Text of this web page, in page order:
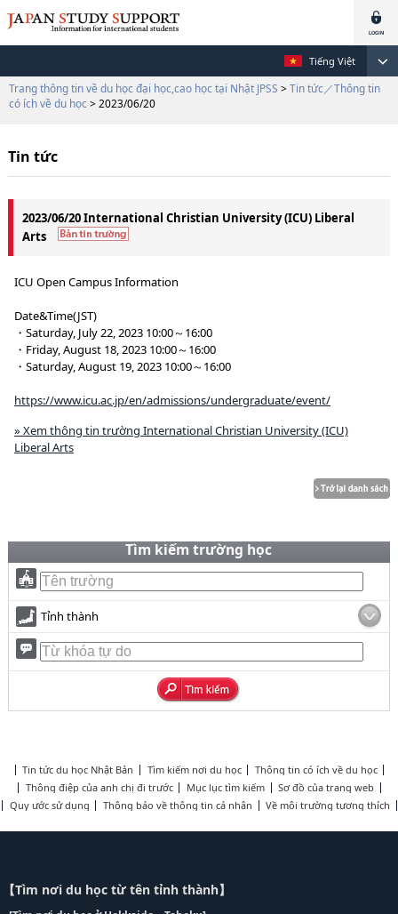
Tiếng Việt
Trang thông tin về du học đại học,cao học tại Nhật JPSS > Tin tức／Thông tin
có ích về du học > 2023/06/20
Tin tức
2023/06/20 International Christian University (ICU) Liberal
Arts
ICU Open Campus Information
Date&Time(JST)
・Saturday, July 22, 2023 10:00～16:00
・Friday, August 18, 2023 10:00～16:00
・Saturday, August 19, 2023 10:00～16:00
https://www.icu.ac.jp/en/admissions/undergraduate/event/
» Xem thông tin trường International Christian University (ICU)
Liberal Arts
Tìm kiếm trường học
Tỉnh thành
Tin tức du học Nhật Bản Tìm kiếm nơi du học
Thông tin có ích về du học
Thông điệp của anh chị đi trước
Mục lục tìm kiếm
Sơ đồ của trang web
Quy ước sử dụng
Thông báo về thông tin cá nhân Về môi trường tương thích
【Tìm nơi du học từ tên tỉnh thành】